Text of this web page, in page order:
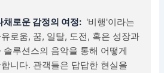
로운 감정의 여정: '비행'이라는
로움, 꿈, 일탈, 도전, 혹은 성장과
루션스의 음악을 통해 어떻게
니다. 관객들은 답답한 현실을